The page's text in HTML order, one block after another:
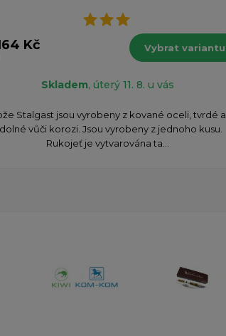
Kč Vybrat variantu
Skladem, úterý 11. 8. u vás
Stalgast jsou vyrobeny z kované oceli, tvrdé a
vůči korozi. Jsou vyrobeny z jednoho kusu.
Rukojeť je vytvarována ta...